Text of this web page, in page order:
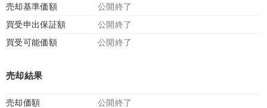
売却基準価額
公開終了
買受申出保証額
公開終了
買受可能価額
公開終了
売却結果
売却価額
公開終了